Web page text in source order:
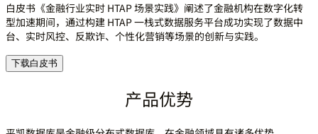
白皮书《金融行业实时 HTAP 场景实践》阐述了金融机构在数字化转
型加速期间，通过构建 HTAP 一栈式数据服务平台成功实现了数据中
台、实时风控、反欺诈、个性化营销等场景的创新与实践。
下载白皮书
产品优势